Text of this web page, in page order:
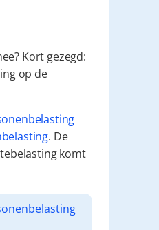
Kort gezegd:
" de aanvullende gemeentebelasting op de
. De
komt